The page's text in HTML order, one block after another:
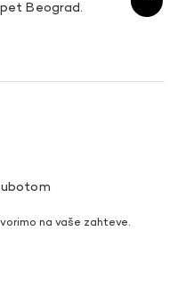
Beograd.
na vaše zahteve.